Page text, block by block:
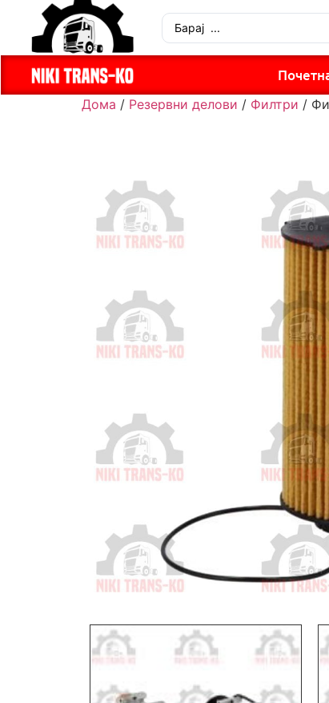
Дома / Резервни делови / Филтри /